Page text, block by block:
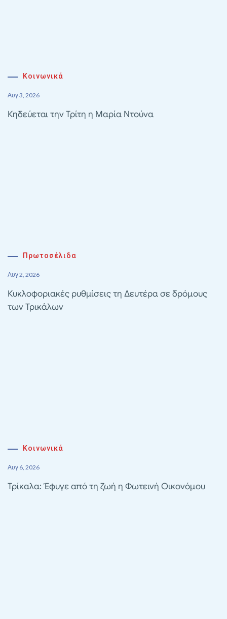
Κοινωνικά
Αυγ 3, 2026
Κηδεύεται την Τρίτη η Μαρία Ντούνα
Πρωτοσέλιδα
Αυγ 2, 2026
Κυκλοφοριακές ρυθμίσεις τη Δευτέρα σε δρόμους
των Τρικάλων
Κοινωνικά
Αυγ 6, 2026
Τρίκαλα: Έφυγε από τη ζωή η Φωτεινή Οικονόμου